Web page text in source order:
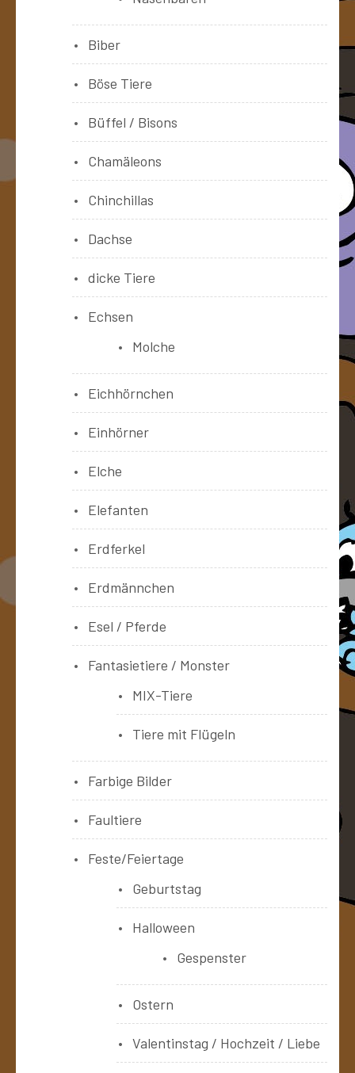
Biber
Böse Tiere
Büffel / Bisons
Chamäleons
Chinchillas
Dachse
dicke Tiere
Echsen
Molche
Eichhörnchen
Einhörner
Elche
Elefanten
Erdferkel
Erdmännchen
Esel / Pferde
Fantasietiere / Monster
MIX-Tiere
Tiere mit Flügeln
Farbige Bilder
Faultiere
Feste/Feiertage
Geburtstag
Halloween
Gespenster
Ostern
Valentinstag / Hochzeit / Liebe